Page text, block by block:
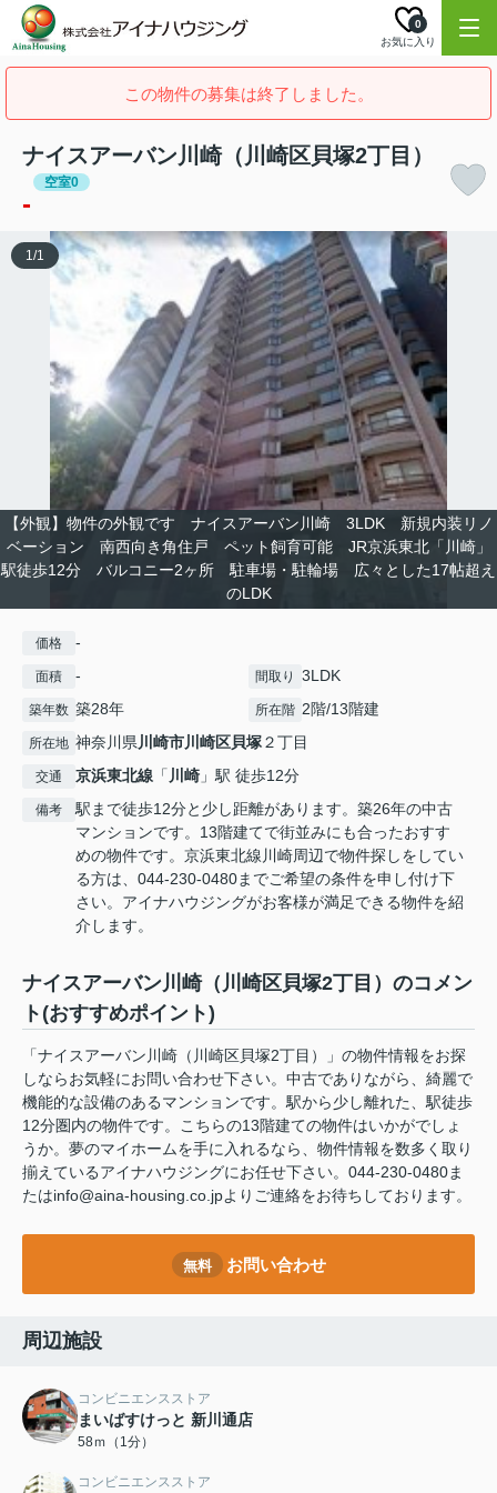
お気に入り
0
この物件の募集は終了しました。
ナイスアーバン川崎（川崎区貝塚2丁目）
空室0
-
【外観】物件の外観です ナイスアーバン川崎 3LDK 新規内装リノ
ベーション 南西向き角住戸 ペット飼育可能 JR京浜東北「川崎」
駅徒歩12分 バルコニー2ヶ所 駐車場・駐輪場 広々とした17帖超え
のLDK
1/1
価格 -
面積 - 間取り 3LDK
築年数 築28年 所在階 2階/13階建
所在地 神奈川県川崎市川崎区貝塚２丁目
交通 京浜東北線 「 川崎 」駅 徒歩12分
備考
駅まで徒歩12分と少し距離があります。築26年の中古
マンションです。13階建てで街並みにも合ったおすす
めの物件です。京浜東北線川崎周辺で物件探しをしてい
る方は、044-230-0480までご希望の条件を申し付け下
さい。アイナハウジングがお客様が満足できる物件を紹
介します。
ナイスアーバン川崎（川崎区貝塚2丁目）のコメン
ト(おすすめポイント)
「ナイスアーバン川崎（川崎区貝塚2丁目）」の物件情報をお探
しならお気軽にお問い合わせ下さい。中古でありながら、綺麗で
機能的な設備のあるマンションです。駅から少し離れた、駅徒歩
12分圏内の物件です。こちらの13階建ての物件はいかがでしょ
うか。夢のマイホームを手に入れるなら、物件情報を数多く取り
揃えているアイナハウジングにお任せ下さい。044-230-0480ま
たはinfo@aina-housing.co.jpよりご連絡をお待ちしております。
無料 お問い合わせ
周辺施設
コンビニエンスストア
まいばすけっと 新川通店
58ｍ（1分）
コンビニエンスストア